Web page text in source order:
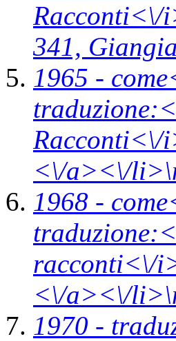
Racconti<\/
341,
1965 -
Racconti<\/
<\/a><\/
1968 -
racconti<\/
<\/a><\/
1970 -